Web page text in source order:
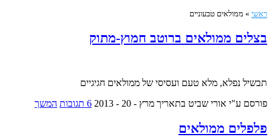
ראשי » ממולאים טבעוניים
בצלים ממולאים ברוטב חמוץ-מתוק
תבשיל נפלא, מלא טעם ועסיסי של ממולאים חגיגיים
פורסם ע"י אורי שביט בתאריך מרץ - 20 - 2013 6 תגובות המשך
פלפלים ממולאים